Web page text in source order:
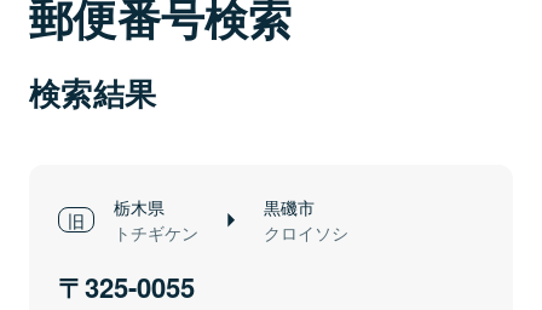
郵便番号検索
検索結果
栃木県
トチギケン
黒磯市
クロイソシ
325-0055